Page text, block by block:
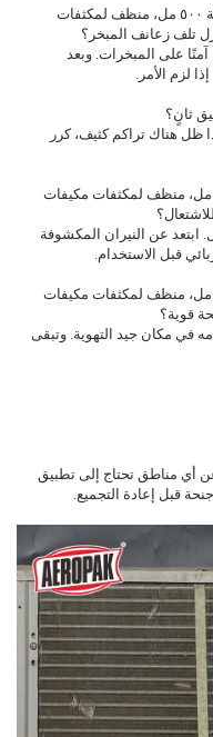
سعة ٥٠٠ مل، منظف لمكثفات
تلف زعانف المبخر؟
على المبخرات. وبعد
لزم الأمر.
ظل هناك تراكم كثيف، كرر
سعة ٥٠٠ مل، منظف لمكثفات مكيفات
ابتعد عن النيران المكشوفة
قبل الاستخدام.
سعة ٥٠٠ مل، منظف لمكثفات مكيفات
قوية؟
في مكان جيد التهوية. وتبقى
أي مناطق تحتاج إلى تطبيق
قبل إعادة التجميع.